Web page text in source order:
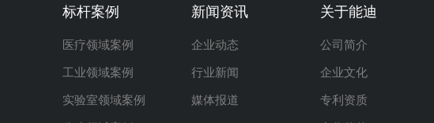
标杆案例
医疗领域案例
工业领域案例
实验室领域案例
新闻资讯
企业动态
行业新闻
媒体报道
关于能迪
公司简介
企业文化
专利资质